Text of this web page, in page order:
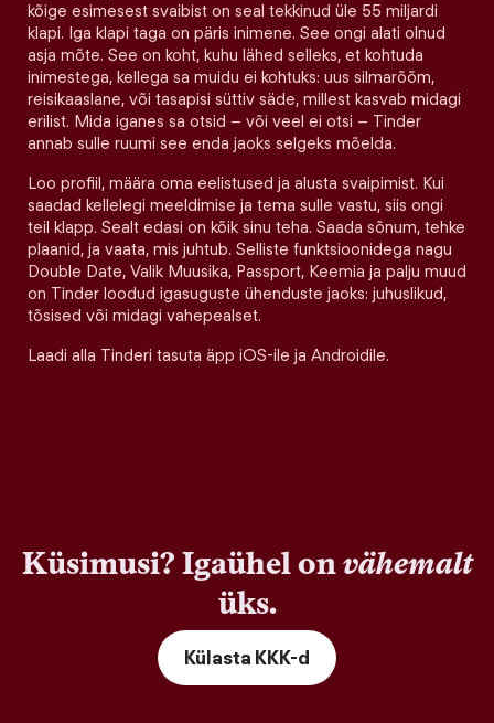
kõige esimesest svaibist on seal tekkinud üle 55 miljardi
klapi. Iga klapi taga on päris inimene. See ongi alati olnud
asja mõte. See on koht, kuhu lähed selleks, et kohtuda
inimestega, kellega sa muidu ei kohtuks: uus silmarõõm,
reisikaaslane, või tasapisi süttiv säde, millest kasvab midagi
erilist. Mida iganes sa otsid – või veel ei otsi – Tinder
annab sulle ruumi see enda jaoks selgeks mõelda.
Loo profiil, määra oma eelistused ja alusta svaipimist. Kui
saadad kellelegi meeldimise ja tema sulle vastu, siis ongi
teil klapp. Sealt edasi on kõik sinu teha. Saada sõnum, tehke
plaanid, ja vaata, mis juhtub. Selliste funktsioonidega nagu
Double Date, Valik Muusika, Passport, Keemia ja palju muud
on Tinder loodud igasuguste ühenduste jaoks: juhuslikud,
tõsised või midagi vahepealset.
Laadi alla Tinderi tasuta äpp iOS-ile ja Androidile.
Küsimusi? Igaühel onvähemalt
üks.
Külasta KKK-d